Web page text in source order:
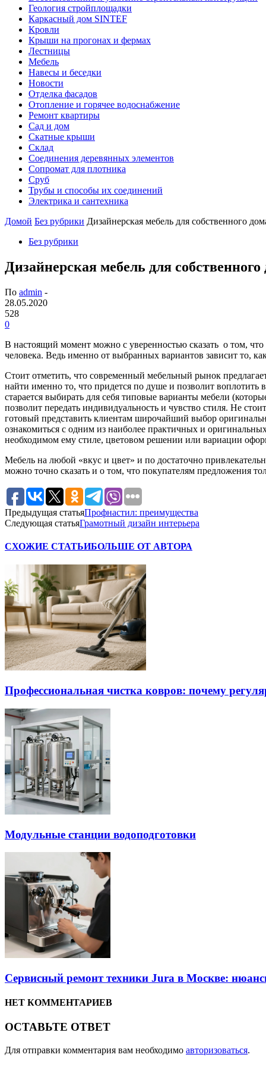
Геология стройплощадки
Каркасный дом SINTEF
Кровли
Крыши на прогонах и фермах
Лестницы
Мебель
Навесы и беседки
Новости
Отделка фасадов
Отопление и горячее водоснабжение
Ремонт квартиры
Сад и дом
Скатные крыши
Склад
Соединения деревянных элементов
Сопромат для плотника
Сруб
Трубы и способы их соединений
Электрика и сантехника
Домой Без рубрики Дизайнерская мебель для собственного
Без рубрики
Дизайнерская мебель для собственного
По admin -
28.05.2020
528
0
В настоящий момент можно с уверенностью сказать о том,
человека. Ведь именно от выбранных вариантов зависит то,
Стоит отметить, что современный мебельный рынок
найти именно то, что придется по душе и позволит
старается выбирать для себя типовые варианты мебели
позволит передать индивидуальность и чувство стиля. Не
готовый представить клиентам широчайший выбор
ознакомиться с одним из наиболее практичных и
необходимом ему стиле, цветовом решении или вариации
Мебель на любой «вкус и цвет» и по достаточно
можно точно сказать и о том, что покупателям предложения
Предыдущая статьяПрофнастил: преимущества
Следующая статьяГрамотный дизайн интерьера
СХОЖИЕ СТАТЬИБОЛЬШЕ ОТ АВТОРА
Профессиональная чистка ковров: почему
Модульные станции водоподготовки
Сервисный ремонт техники Jura в Москве:
НЕТ КОММЕНТАРИЕВ
ОСТАВЬТЕ ОТВЕТ
Для отправки комментария вам необходимо авторизоваться.